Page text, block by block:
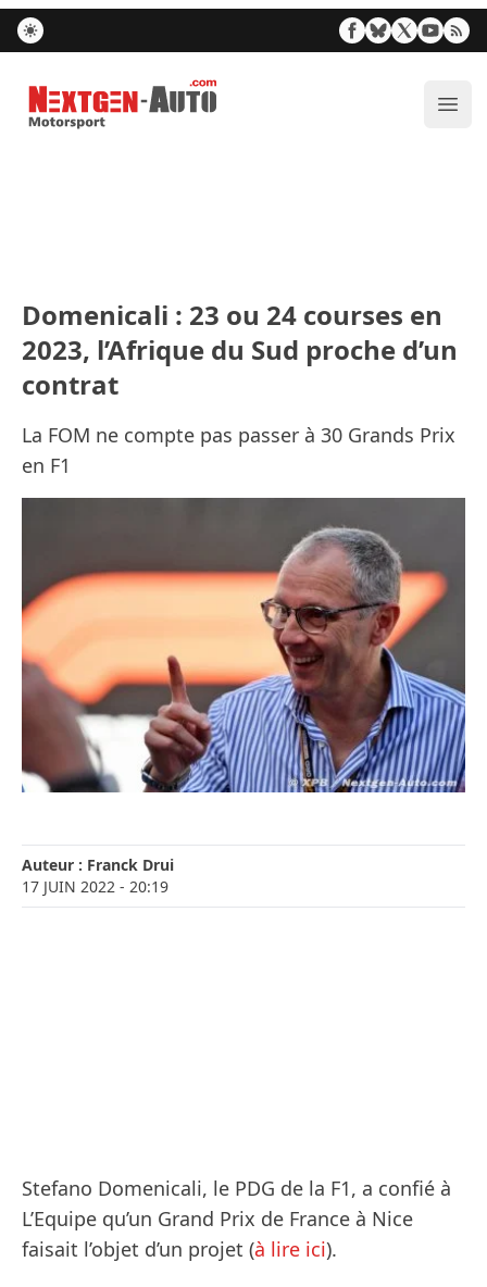
Nextgen-Auto.com
Domenicali : 23 ou 24 courses en
2023, l’Afrique du Sud proche d’un
contrat
La FOM ne compte pas passer à 30 Grands Prix
en F1
Auteur : Franck Drui
17 JUIN 2022 - 20:19
Stefano Domenicali, le PDG de la F1, a confié à
L’Equipe qu’un Grand Prix de France à Nice
faisait l’objet d’un projet (à lire ici).